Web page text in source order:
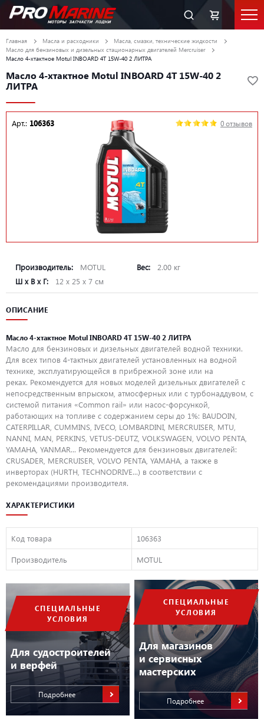
СПЕЦИАЛЬНЫЕ
УСЛОВИЯ
Для судостроителей
и верфей
Подробнее
СПЕЦИАЛЬНЫЕ
УСЛОВИЯ
Для магазинов
и сервисных
мастерских
Подробнее
Главная Масла и расходники
Масла, смазки, технические жидкости
Масло для бензиновых и дизельных стационарных двигателей Mercruiser
Масло 4-хтактное Motul INBOARD 4T 15W-40 2 ЛИТРА
Масло 4-хтактное Motul INBOARD 4T 15W-40 2
ЛИТРА
Арт.: 106363 0 отзывов
Производитель: MOTUL Вес:
2.00 кг
Ш х В х Г:
12 х 25 х 7 см
ОПИСАНИЕ
Масло 4-хтактное Motul INBOARD 4T 15W-40 2 ЛИТРА
Масло для бензиновых и дизельных двигателей водной техники.
Для всех типов 4-тактных двигателей установленных на водной
технике, эксплуатирующейся в прибрежной зоне или на
реках. Рекомендуется для новых моделей дизельных двигателей с
непосредственным впрыском, атмосферных или с турбонаддувом, с
системой питания «Common rail» или насос-форсункой,
работающих на топливе с содержанием серы до 1%: BAUDOIN,
CATERPILLAR, CUMMINS, IVECO, LOMBARDINI, MERCRUISER, MTU,
NANNI, MAN, PERKINS, VETUS-DEUTZ, VOLKSWAGEN, VOLVO PENTA,
YAMAHA, YANMAR... Рекомендуется для бензиновых двигателей:
CRUSADER, MERCRUISER, VOLVO PENTA, YAMAHA, а также в
инверторах (HURTH, TECHNODRIVE...) в соответствии с
рекомендациями производителя.
ХАРАКТЕРИСТИКИ
Код товара 106363
Производитель MOTUL